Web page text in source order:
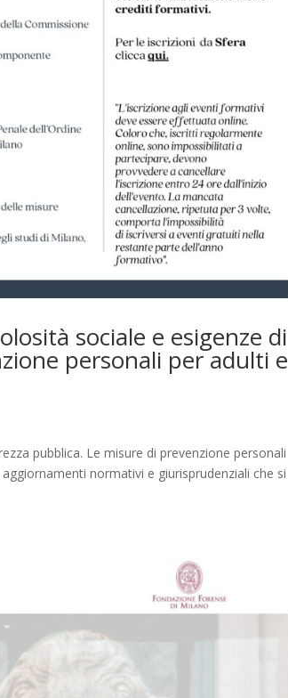
sociale e esigenze di
personali per adulti e
pubblica. Le misure di prevenzione personali
normativi e giurisprudenziali che si